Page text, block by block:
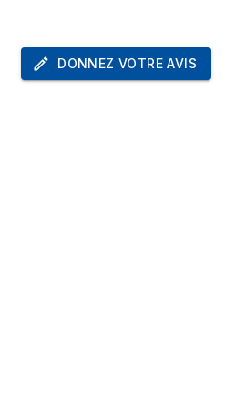
DONNEZ VOTRE AVIS